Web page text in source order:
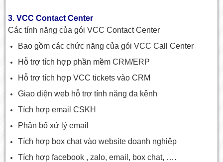
3.VCC Contact Center
Các tính năng của gói VCC Contact Center
Bao gồm các chức năng của gói VCC Call Center
Hỗ trợ tích hợp phần mềm CRM/ERP
Hỗ trợ tích hợp VCC tickets vào CRM
Giao diện web hỗ trợ tính năng đa kênh
Tích hợp email CSKH
Phân bổ xử lý email
Tích hợp box chat vào website doanh nghiệp
Tích hợp facebook , zalo, email, box chat, ….